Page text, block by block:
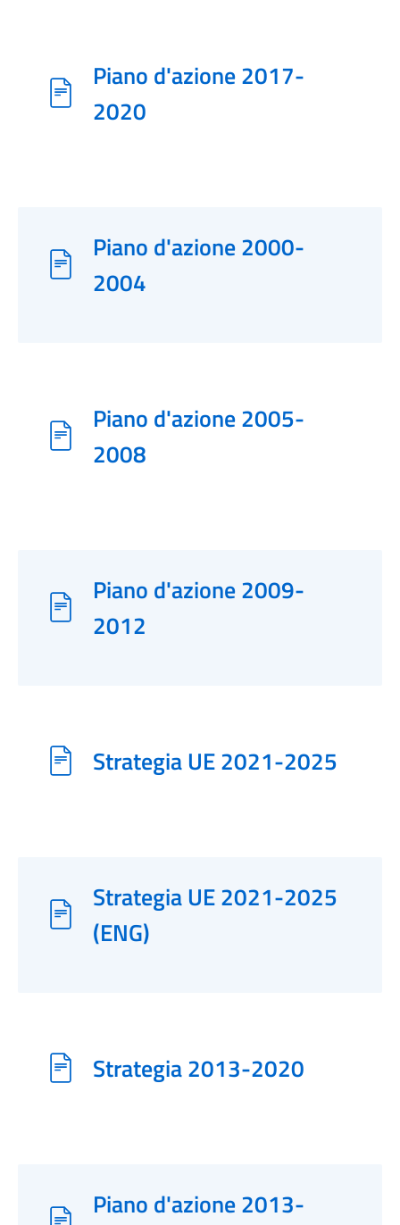
Piano d'azione 2017-
2020
Piano d'azione 2000-
2004
Piano d'azione 2005-
2008
Piano d'azione 2009-
2012
Strategia UE 2021-2025
Strategia UE 2021-2025
(ENG)
Strategia 2013-2020
Piano d'azione 2013-